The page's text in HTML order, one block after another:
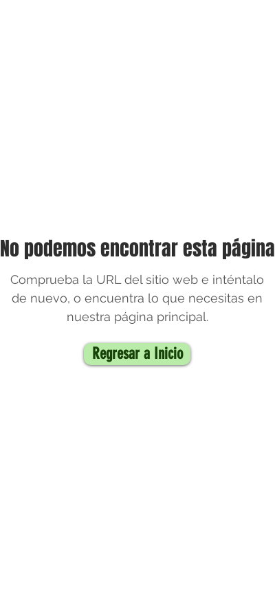
No podemos encontrar esta página
Comprueba la URL del sitio web e inténtalo
de nuevo, o encuentra lo que necesitas en
nuestra página principal.
Regresar a Inicio